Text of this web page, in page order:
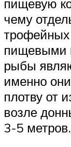
пищевую
чему
пищевыми
рыбы
именно
плотву от
возле
3-5 метров.